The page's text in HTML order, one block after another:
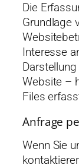
Die
Grundlage
Interesse
Website –
Files
Anfrage
Wenn Sie